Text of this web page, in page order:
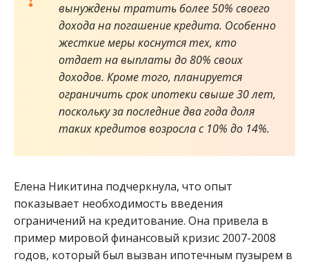
вынуждены тратить более 50% своего
дохода на погашение кредита. Особенно
жесткие меры коснутся тех, кто
отдает на выплаты до 80% своих
доходов. Кроме того, планируется
ограничить срок ипотеки свыше 30 лет,
поскольку за последние два года доля
таких кредитов возросла с 10% до 14%.
Елена Никитина подчеркнула, что опыт
показывает необходимость введения
ограничений на кредитование. Она привела в
пример мировой финансовый кризис 2007-2008
годов, который был вызван ипотечным пузырем в